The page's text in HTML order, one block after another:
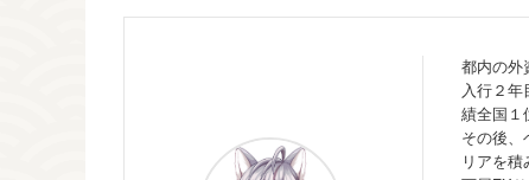
都内の外
入行２
績全国１
その後、
リアを積